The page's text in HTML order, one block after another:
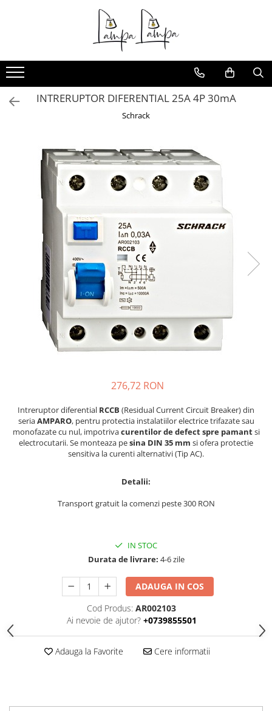
Corpuri de iluminat exterior
Aplice pentru exterior
Iluminat stradal
Lampi de birou
Sine magnetice
Corpuri de iluminat pentru baie
Lampadare
Lampi de perete
Plafoniere
Aplice industriale
Corpuri de iluminat pentru scoli,
sali sportive
Corpuri de iluminat pentru spital
Tablouri si distributie electrica
Aparataj
Niloe ivoar
INTRERUPTOR DIFERENTIAL 25A 4P 30mA
Schrack
276,72 RON
Intreruptor diferential RCCB (Residual Current Circuit Breaker) din
seriaAMPARO, pentru protectia instalatiilor electrice trifazate sau
monofazate cu nul, impotrivacurentilor de defect spre pamantsi
electrocutarii. Se monteaza pesina DIN 35 mm si ofera protectie
sensitiva la curenti alternativi (Tip AC).
Detalii:
Transport gratuit la comenzi peste 300 RON
IN STOC
Durata de livrare: 4-6 zile
ADAUGA IN COS
Cod Produs: AR002103
Ai nevoie de ajutor? +0739855501
Adauga la Favorite Cere informatii